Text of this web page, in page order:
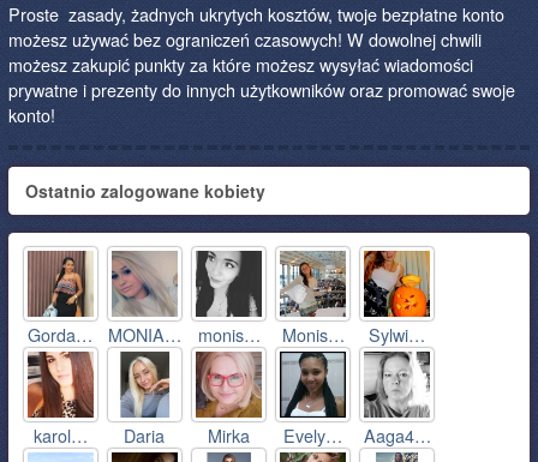
Proste zasady, żadnych ukrytych kosztów, twoje bezpłatne konto
możesz używać bez ograniczeń czasowych! W dowolnej chwili
możesz zakupić punkty za które możesz wysyłać wiadomości
prywatne i prezenty do innych użytkowników oraz promować swoje
konto!
Ostatnio zalogowane kobiety
Gorda… MONIA… monis… Monis… Sylwi…
karol… Daria Mirka Evely… Aaga4…